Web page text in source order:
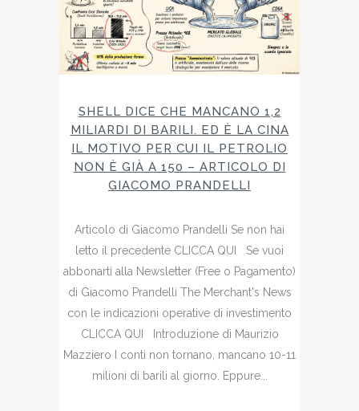
SHELL DICE CHE MANCANO 1,2
MILIARDI DI BARILI. ED È LA CINA
IL MOTIVO PER CUI IL PETROLIO
NON È GIÀ A 150 – ARTICOLO DI
GIACOMO PRANDELLI
Articolo di Giacomo Prandelli Se non hai
letto il precedente CLICCA QUI Se vuoi
abbonarti alla Newsletter (Free o Pagamento)
di Giacomo Prandelli The Merchant's News
con le indicazioni operative di investimento
CLICCA QUI Introduzione di Maurizio
Mazziero I conti non tornano, mancano 10-11
milioni di barili al giorno. Eppure...